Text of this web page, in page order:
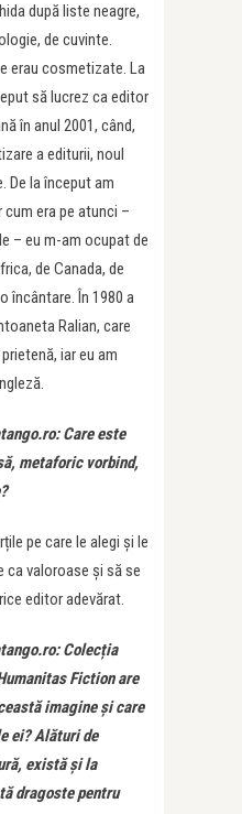
după liste neagre,
de cuvinte.
erau cosmetizate. La
să lucrez ca editor
în anul 2001, când,
a editurii, noul
De la început am
era pe atunci –
– eu m-am ocupat de
de Canada, de
încântare. În 1980 a
Ralian, care
iar eu am
Care este
metaforic vorbind,
pe care le alegi și le
valoroase și să se
editor adevărat.
Colecția
Fiction are
imagine și care
ei? Alături de
există și la
dragoste pentru